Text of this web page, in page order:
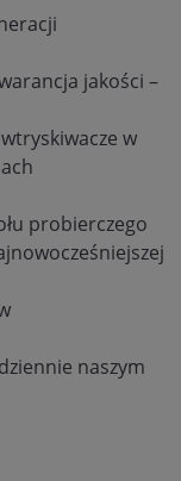
jakości –
w
probierczego
naszym